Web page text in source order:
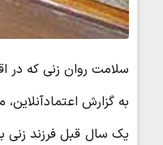
سلامت روان زنی که در
به گزارش اعتمادآنلاین، متهم که زنی ۳۰ ساله است، بعد از به قتل رساندن زن
یک سال قبل فرزند زنی